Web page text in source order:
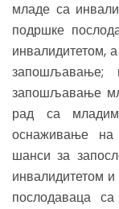
младе са
подршке
инвалидитетом,
запошљавање;
запошљавање
рад са
оснаживање
шанси за
инвалидитетом
послодаваца